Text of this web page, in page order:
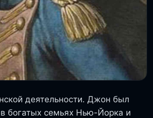
деятельности. Джон был
богатых семьях Нью-Йорка и